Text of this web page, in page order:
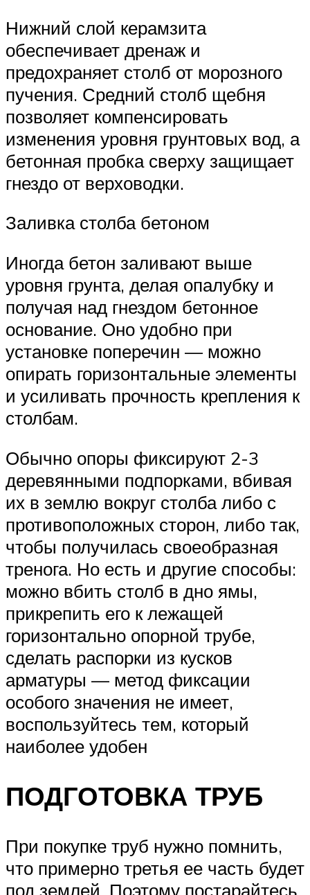
Нижний слой керамзита
обеспечивает дренаж и
предохраняет столб от морозного
пучения. Средний столб щебня
позволяет компенсировать
изменения уровня грунтовых вод, а
бетонная пробка сверху защищает
гнездо от верховодки.
Заливка столба бетоном
Иногда бетон заливают выше
уровня грунта, делая опалубку и
получая над гнездом бетонное
основание. Оно удобно при
установке поперечин — можно
опирать горизонтальные элементы
и усиливать прочность крепления к
столбам.
Обычно опоры фиксируют 2-3
деревянными подпорками, вбивая
их в землю вокруг столба либо с
противоположных сторон, либо так,
чтобы получилась своеобразная
тренога. Но есть и другие способы:
можно вбить столб в дно ямы,
прикрепить его к лежащей
горизонтально опорной трубе,
сделать распорки из кусков
арматуры — метод фиксации
особого значения не имеет,
воспользуйтесь тем, который
наиболее удобен
ПОДГОТОВКА ТРУБ
При покупке труб нужно помнить,
что примерно третья ее часть будет
под землей. Поэтому постарайтесь